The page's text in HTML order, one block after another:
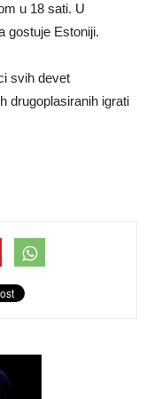
u 18 sati. U
gostuje Estoniji.
svih devet
drugoplasiranih igrati